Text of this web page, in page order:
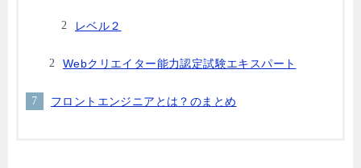
レベル２
Webクリエイター能力認定試験エキスパート
フロントエンジニアとは？のまとめ